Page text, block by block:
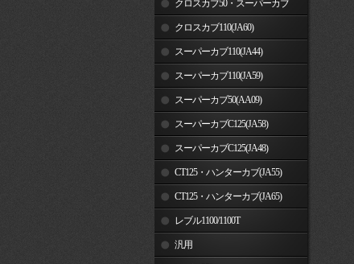
クロスカブ50・スーパーカブ
50(AA09)/110(JA44)
クロスカブ110(JA60)
スーパーカブ110(JA44)
スーパーカブ110(JA59)
スーパーカブ50(AA09)
スーパーカブC125(JA58)
スーパーカブC125(JA48)
CT125・ハンターカブ(JA55)
CT125・ハンターカブ(JA65)
レブル1100/1100T
汎用